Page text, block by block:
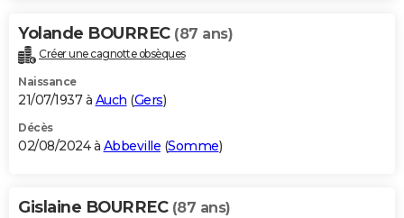
Yolande BOURREC (87 ans)
Créer une cagnotte obsèques
Naissance
21/07/1937 à Auch (Gers)
Décès
02/08/2024 à Abbeville (Somme)
Gislaine BOURREC (87 ans)